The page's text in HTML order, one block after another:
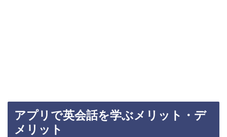
アプリで英会話を学ぶメリット・デ
メリット